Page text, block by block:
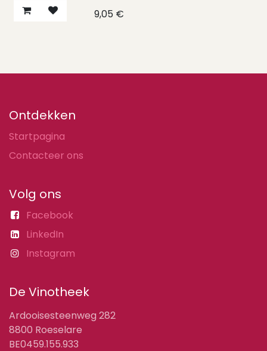
9,05 €
Ontdekken
Startpagina
Contacteer ons
Volg ons
Facebook
LinkedIn
Instagram
De Vinotheek
Ardooisesteenweg 282
8800 Roeselare
BE0459.155.933